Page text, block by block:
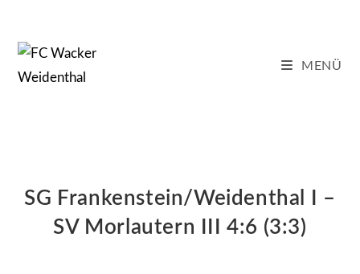
springen
MENÜ
SG Frankenstein/Weidenthal I –
SV Morlautern III 4:6 (3:3)